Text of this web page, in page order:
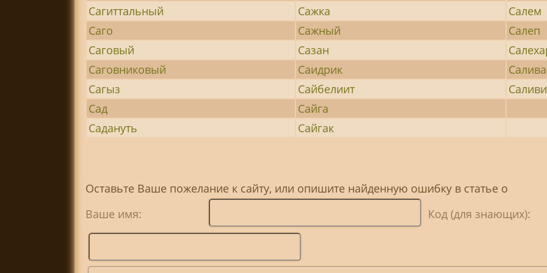
Сагиттальный
Сажка
Салем
Саго
Сажный
Салеп
Саговый
Сазан
Саговниковый
Саидрик
Сагыз
Сайбелиит
Сад
Сайга
Садануть
Сайгак
Оставьте Ваше пожелание к сайту, или опишите найденную ошибку в статье о
Ваше имя:
Код (для знающих):